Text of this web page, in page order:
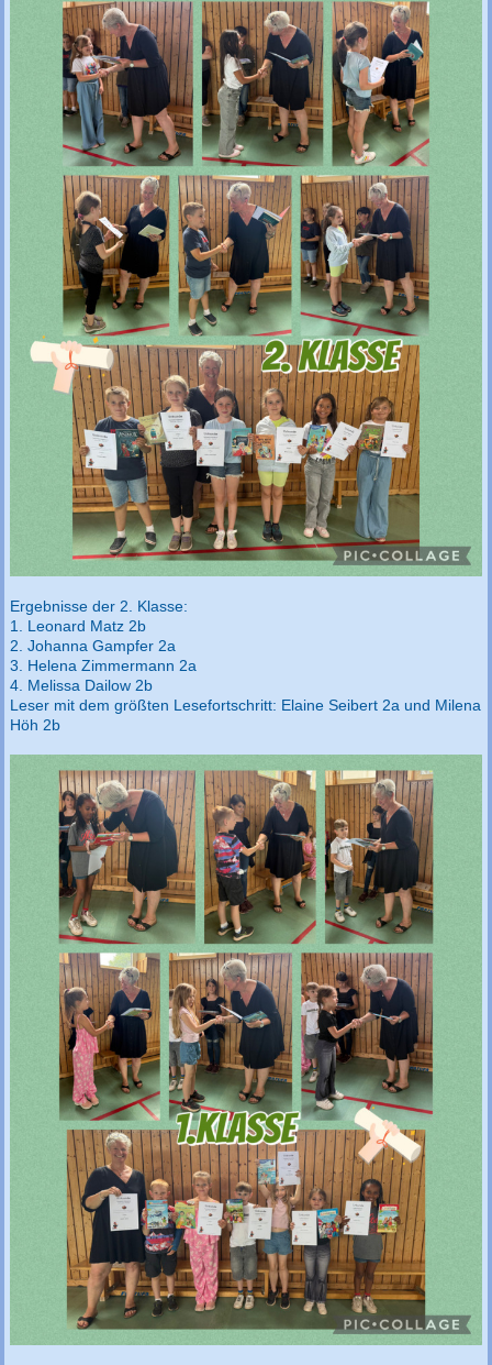
Ergebnisse der 2. Klasse:
1. Leonard Matz 2b
2. Johanna Gampfer 2a
3. Helena Zimmermann 2a
4. Melissa Dailow 2b
Leser mit dem größten Lesefortschritt: Elaine Seibert 2a und Milena
Höh 2b